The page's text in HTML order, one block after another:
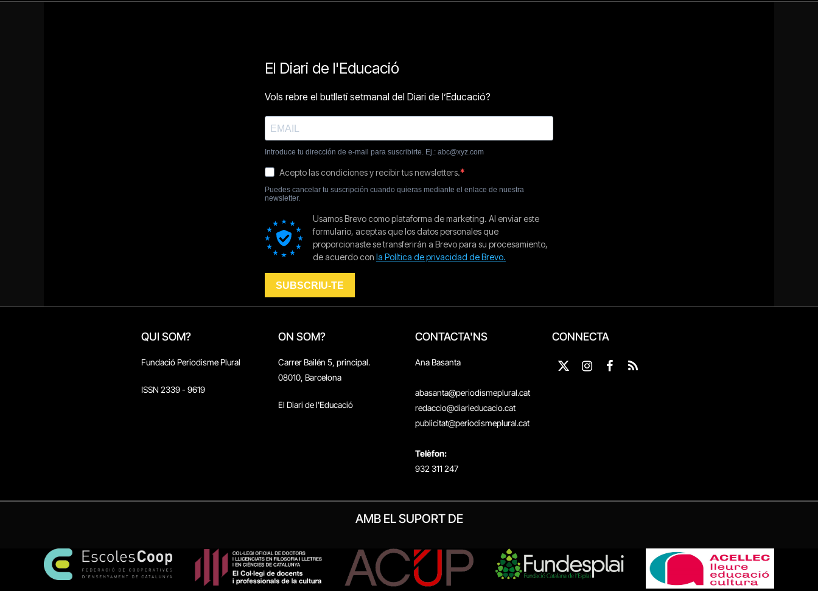
QUI SOM?
Fundació Periodisme Plural
ISSN 2339 - 9619
ON SOM?
Carrer Bailén 5, principal.
08010, Barcelona
El Diari de l'Educació
CONTACTA'NS
Ana Basanta
abasanta@periodismeplural.cat
redaccio@diarieducacio.cat
publicitat@periodismeplural.cat
Telèfon:
932 311 247
CONNECTA
X
Instagram
Facebook
RSS
AMB EL SUPORT DE